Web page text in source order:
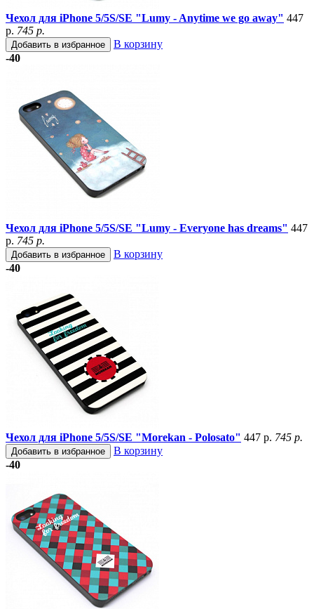
Чехол для iPhone 5/5S/SE "Lumy - Anytime we go away" 447
р. 745 р.
Добавить в избранное
В корзину
-40
Чехол для iPhone 5/5S/SE "Lumy - Everyone has dreams" 447
р. 745 р.
Добавить в избранное
В корзину
-40
Чехол для iPhone 5/5S/SE "Morekan - Polosato" 447 р. 745 р.
Добавить в избранное
В корзину
-40